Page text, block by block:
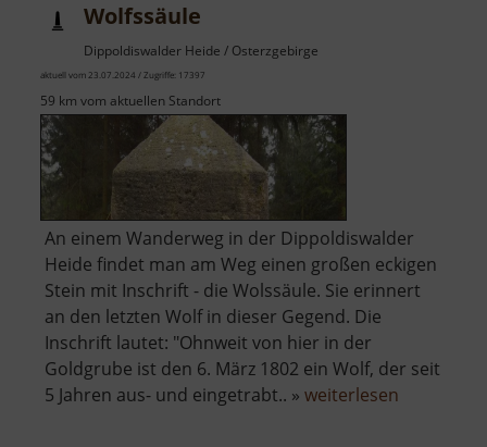
Wolfssäule
Dippoldiswalder Heide / Osterzgebirge
aktuell vom 23.07.2024 / Zugriffe: 17397
59 km vom aktuellen Standort
An einem Wanderweg in der Dippoldiswalder
Heide findet man am Weg einen großen eckigen
Stein mit Inschrift - die Wolssäule. Sie erinnert
an den letzten Wolf in dieser Gegend. Die
Inschrift lautet: "Ohnweit von hier in der
Goldgrube ist den 6. März 1802 ein Wolf, der seit
5 Jahren aus- und eingetrabt.. » weiterlesen